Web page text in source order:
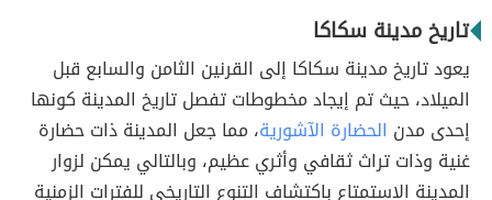
تاريخ مدينة سكاكا
يعود تاريخ مدينة سكاكا إلى القرنين الثامن والسابع قبل
الميلاد، حيث تم إيجاد مخطوطات تفصل تاريخ المدينة كونها
إحدى مدن الحضارة الآشورية، مما جعل المدينة ذات حضارة
غنية وذات تراث ثقافي وأثري عظيم، وبالتالي يمكن لزوار
المدينة الاستمتاع باكتشاف التنوع التاريخي للفترات الزمنية